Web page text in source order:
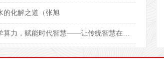
的化解之道（张旭
提升易学算力，赋能时代智慧——让传统智慧在当代焕发新生（李凤江）